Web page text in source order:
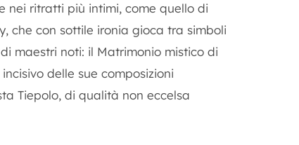
nei ritratti più intimi, come quello di
che con sottile ironia gioca tra simboli
maestri noti: il Matrimonio mistico di
delle sue composizioni
Tiepolo, di qualità non eccelsa